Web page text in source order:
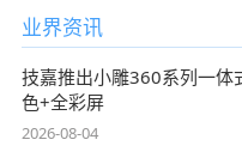
业界资讯
技嘉推出小雕360系列一体
色+全彩屏
2026-08-04